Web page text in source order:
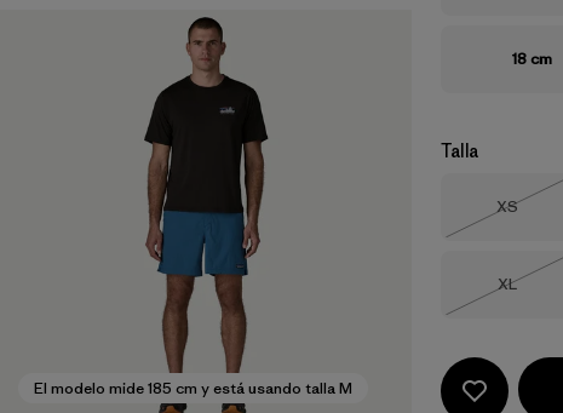
El modelo mide 185 cm y está usando talla M
18 cm
Talla
Talla
XS
Talla
XL